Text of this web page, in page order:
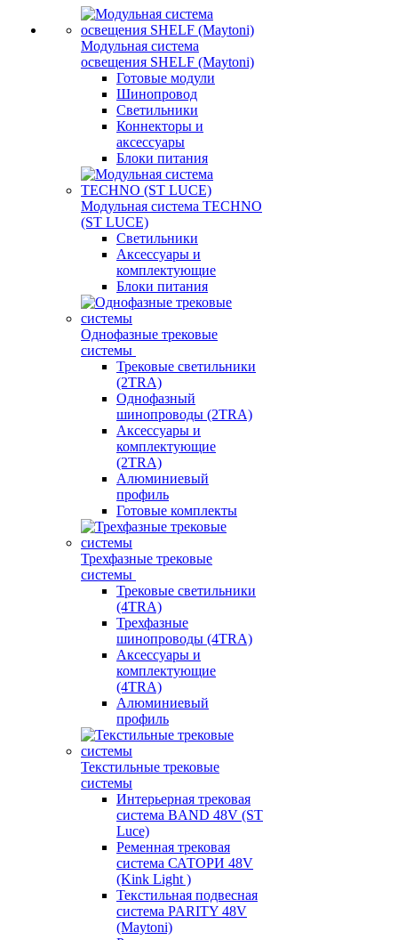
Модульная система
освещения SHELF (Maytoni)
Готовые модули
Шинопровод
Светильники
Коннекторы и
аксессуары
Блоки питания
Модульная система TECHNO
(ST LUCE)
Светильники
Аксессуары и
комплектующие
Блоки питания
Однофазные трековые
системы
Трековые светильники
(2TRA)
Однофазный
шинопроводы (2TRA)
Аксессуары и
комплектующие
(2TRA)
Алюминиевый
профиль
Готовые комплекты
Трехфазные трековые
системы
Трековые светильники
(4TRA)
Трехфазные
шинопроводы (4TRA)
Аксессуары и
комплектующие
(4TRA)
Алюминиевый
профиль
Текстильные трековые
системы
Интерьерная трековая
система BAND 48V (ST
Luce)
Ременная трековая
система САТОРИ 48V
(Kink Light )
Текстильная подвесная
система PARITY 48V
(Maytoni)